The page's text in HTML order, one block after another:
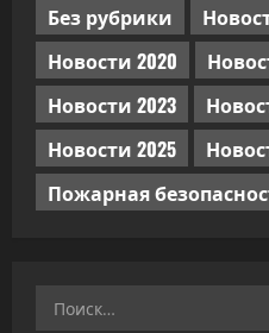
Без рубрики
Новости 2020
Новости 2023
Новости 2025
Пожарная
Найти: